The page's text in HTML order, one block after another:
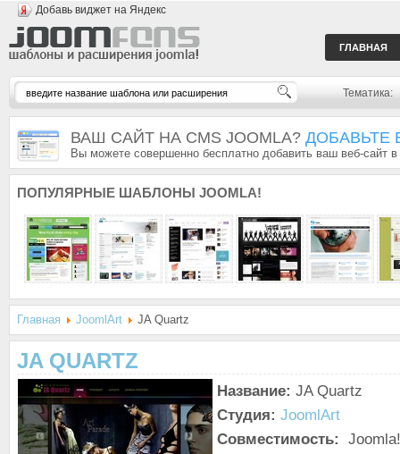
Добавь виджет на Яндекс
ГЛАВНАЯ
Тематика:
ВАШ САЙТ НА CMS JOOMLA? ДОБАВЬТЕ
Вы можете совершенно бесплатно добавить ваш веб-сайт
ПОПУЛЯРНЫЕ ШАБЛОНЫ JOOMLA!
Главная JoomlArt JA Quartz
JA QUARTZ
Название: JA Quartz
Студия: JoomlArt
Совместимость: